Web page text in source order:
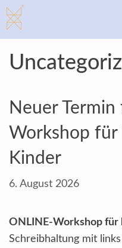
Zum
Inhalt
springen
Neuer
Workshop für
Kinder
6. August 2026
ONLINE-Workshop für
Schreibhaltung mit